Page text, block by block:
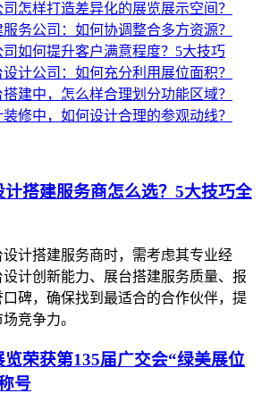
怎样打造差异化的展览展示空间？
务公司：如何协调整合多方资源？
如何提升客户满意程度？5大技巧
计公司：如何充分利用展位面积？
建中，怎么样合理划分功能区域？
修中，如何设计合理的参观动线？
计搭建服务商怎么选？5大技巧全
计搭建服务商时，需考虑其专业经
计创新能力、展台搭建服务质量、报
碑，确保找到最适合的合作伙伴，提
竞争力。
荣获第135届广交会“绿美展位
号